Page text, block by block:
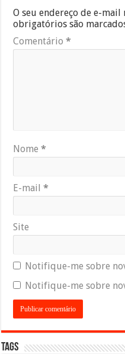
O seu endereço de e-
obrigatórios são
Comentário*
Nome*
E-mail*
Site
Notifique-me sobre
Notifique-me sobre
Tags